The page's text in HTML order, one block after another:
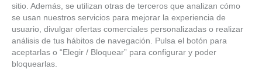
sitio. Además, se utilizan otras de terceros que analizan cómo
se usan nuestros servicios para mejorar la experiencia de
usuario, divulgar ofertas comerciales personalizadas o realizar
análisis de tus hábitos de navegación. Pulsa el botón para
aceptarlas o “Elegir / Bloquear” para configurar y poder
bloquearlas.